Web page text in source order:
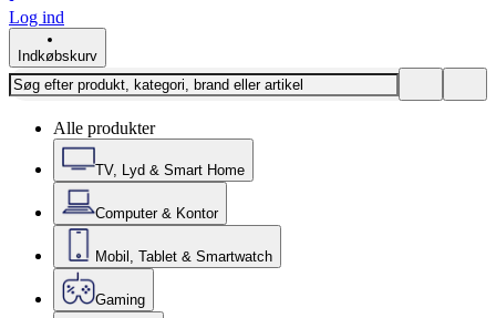
Log ind
Indkøbskurv
Alle produkter
TV, Lyd & Smart Home
Computer & Kontor
Mobil, Tablet & Smartwatch
Gaming